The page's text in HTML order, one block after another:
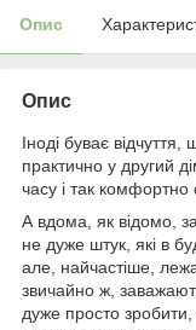
Опис
Опис
Іноді буває
практично у другий
часу і так комфортно
А вдома, як відомо,
не дуже штук, які в
але, найчастіше,
звичайно ж,
дуже просто